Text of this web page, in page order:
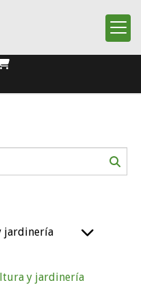
jardinería
y jardinería